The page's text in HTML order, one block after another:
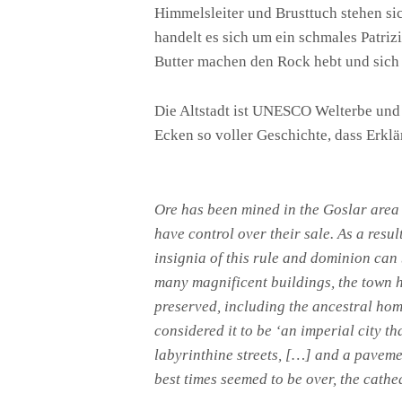
Himmelsleiter und Brusttuch stehen
handelt es sich um ein schmales
Butter machen den Rock hebt und
Die Altstadt ist UNESCO Welterbe
Ecken so voller Geschichte, dass
Ore has been mined in the Goslar
have control over their sale. As a
insignia of this rule and dominion can
many magnificent buildings, the town
preserved, including the ancestral
considered it to be ‘an imperial city
labyrinthine streets, […] and a
best times seemed to be over, the